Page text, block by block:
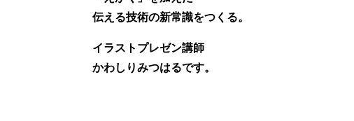
伝える技術の新常識をつくる。
イラストプレゼン講師
かわしりみつはるです。